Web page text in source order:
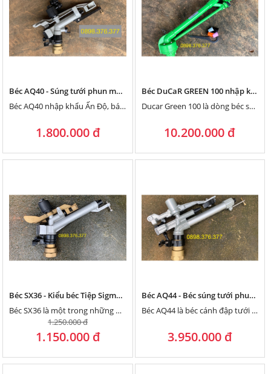
Béc AQ40 - Súng tưới phun mưa nhập Khẩu Ấn Độ
Béc AQ40 nhập khẩu Ấn Độ, bán kính tưới 25 mét.
1.800.000 đ
Béc DuCaR GREEN 100 nhập khẩu Thổ Nhĩ Kỳ
Ducar Green 100 là dòng béc súng bán kính lớn lên tới 50 mét. Nhập khẩu chính hãng từ Thổ Nhĩ Kỳ.
10.200.000 đ
Béc SX36 - Kiểu béc Tiệp Sigma thế hệ mới có xé tia bằng núm vặn
Béc SX36 là một trong những dòng béc tưới X, kiểu Tiệp Khắc thế hệ mới, có núm chỉnh xé tia điều chỉnh độ đồng đều, bán kính tưới 29 mét.
1.250.000 đ
1.150.000 đ
Béc AQ44 - Béc súng tưới phun mưa bán kính lớn 40 mét từ Ấn Độ
Béc AQ44 là béc cánh đập tưới phun mưa bán kính 40 mét từ Ấn Độ chuyên tưới cà phê, chè, bắp ngô
3.950.000 đ